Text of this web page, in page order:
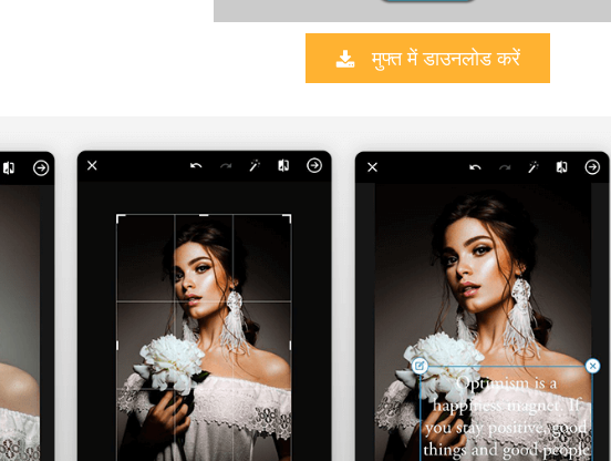
मुफ्त में डाउनलोड करें